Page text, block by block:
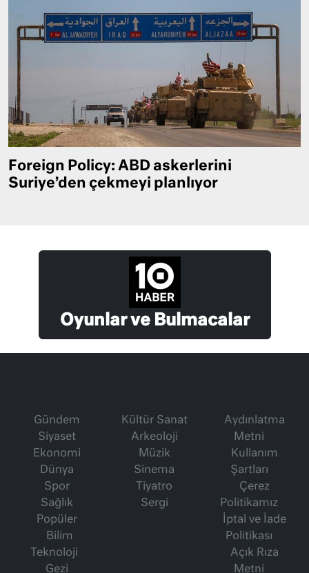
Foreign Policy: ABD askerlerini
Suriye’den çekmeyi planlıyor
Oyunlar ve Bulmacalar
Gündem
Siyaset
Ekonomi
Dünya
Spor
Sağlık
Popüler
Bilim
Teknoloji
Gezi
Kültür Sanat
Arkeoloji
Müzik
Sinema
Tiyatro
Sergi
Aydınlatma
Metni
Kullanım
Şartları
Çerez
Politikamız
İptal ve İade
Politikası
Açık Rıza
Metni